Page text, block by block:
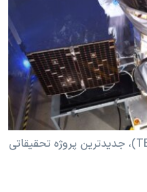
مراحل کار بر روی ماهوره تس (TESS)، جدیدترین پروژه تحقیقاتی